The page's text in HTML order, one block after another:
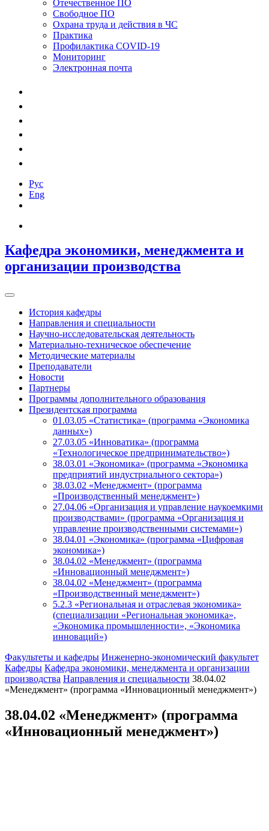
Отечественное ПО
Свободное ПО
Охрана труда и действия в ЧС
Практика
Профилактика COVID-19
Мониторинг
Электронная почта
Рус
Eng
Кафедра экономики, менеджмента и
организации производства
История кафедры
Направления и специальности
Научно-исследовательская деятельность
Материально-техническое обеспечение
Методические материалы
Преподаватели
Новости
Партнеры
Программы дополнительного образования
Президентская программа
01.03.05 «Статистика» (программа «Экономика
данных»)
27.03.05 «Инноватика» (программа
«Технологическое предпринимательство»)
38.03.01 «Экономика» (программа «Экономика
предприятий индустриального сектора»)
38.03.02 «Менеджмент» (программа
«Производственный менеджмент»)
27.04.06 «Организация и управление наукоемкими
производствами» (программа «Организация и
управление производственными системами»)
38.04.01 «Экономика» (программа «Цифровая
экономика»)
38.04.02 «Менеджмент» (программа
«Инновационный менеджмент»)
38.04.02 «Менеджмент» (программа
«Производственный менеджмент»)
5.2.3 «Региональная и отраслевая экономика»
(специализации «Региональная экономика»,
«Экономика промышленности», «Экономика
инноваций»)
Факультеты и кафедры Инженерно-экономический факультет
Кафедры Кафедра экономики, менеджмента и организации
производства Направления и специальности 38.04.02
«Менеджмент» (программа «Инновационный менеджмент»)
38.04.02 «Менеджмент» (программа
«Инновационный менеджмент»)